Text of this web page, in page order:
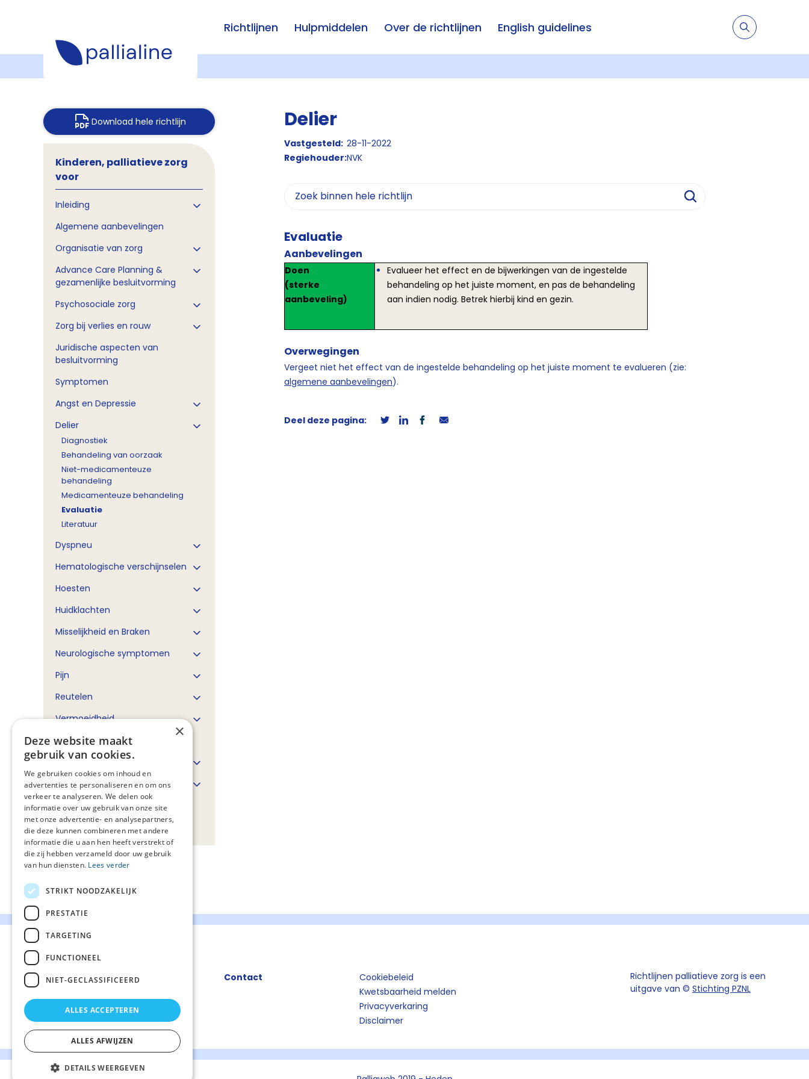
Richtlijnen Hulpmiddelen Over de richtlijnen English guidelines
Download hele richtlijn
Kinderen, palliatieve zorg
voor
Inleiding
Algemene aanbevelingen
Organisatie van zorg
Advance Care Planning &
gezamenlijke besluitvorming
Psychosociale zorg
Zorg bij verlies en rouw
Juridische aspecten van
besluitvorming
Symptomen
Angst en Depressie
Delier
Diagnostiek
Behandeling van oorzaak
Niet-medicamenteuze
behandeling
Medicamenteuze behandeling
Evaluatie
Literatuur
Dyspneu
Hematologische verschijnselen
Hoesten
Huidklachten
Misselijkheid en Braken
Neurologische symptomen
Pijn
Reutelen
Vermoeidheid
Refractaire symptomen
Palliatieve sedatie
Vocht en/of voeding
onthouding
Bijlagen
Delier
Vastgesteld: 28-11-2022
Regiehouder:NVK
Evaluatie
Aanbevelingen
Doen
(sterke
aanbeveling)
Evalueer het effect en de bijwerkingen van de ingestelde
behandeling op het juiste moment, en pas de behandeling
aan indien nodig. Betrek hierbij kind en gezin.
Overwegingen
Vergeet niet het effect van de ingestelde behandeling op het juiste moment te evalueren (zie:
algemene aanbevelingen).
Deel deze pagina:
Contact
Cookiebeleid
Kwetsbaarheid melden
Privacyverkaring
Disclaimer
Richtlijnen palliatieve zorg is een
uitgave van © Stichting PZNL
×
Deze website maakt
gebruik van cookies.
We gebruiken cookies om inhoud en
advertenties te personaliseren en om ons
verkeer te analyseren. We delen ook
informatie over uw gebruik van onze site
met onze advertentie- en analysepartners,
die deze kunnen combineren met andere
informatie die u aan hen heeft verstrekt of
die zij hebben verzameld door uw gebruik
van hun diensten. Lees verder
STRIKT NOODZAKELIJK
PRESTATIE
TARGETING
FUNCTIONEEL
NIET-GECLASSIFICEERD
ALLES ACCEPTEREN
ALLES AFWIJZEN
DETAILS WEERGEVEN